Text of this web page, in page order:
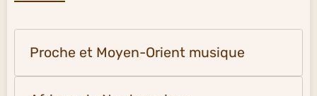
Proche et Moyen-Orient musique